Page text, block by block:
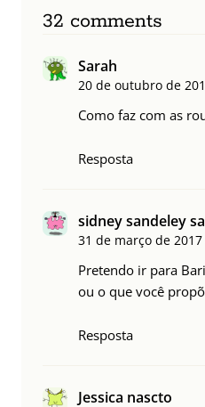
32 comments
Sarah
20 de outubro de
Como faz com as
Resposta
sidney sandeley
31 de março de 2017
Pretendo ir para
ou o que você
Resposta
Jessica nascto